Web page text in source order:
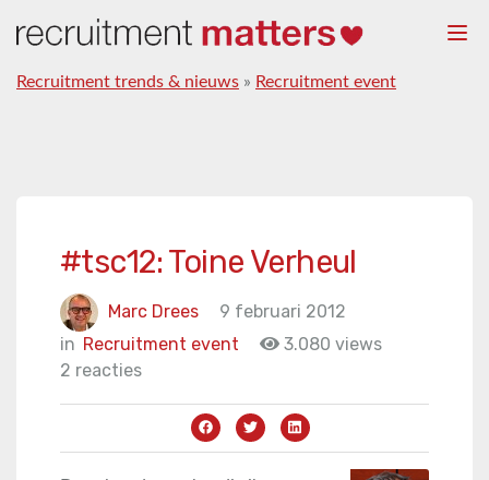
Recruitment trends & nieuws » Recruitment event
#tsc12: Toine Verheul
Marc Drees
9 februari 2012
in Recruitment event
3.080 views
2 reacties